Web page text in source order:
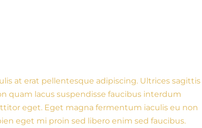
at erat pellentesque adipiscing. Ultrices sagittis
quam lacus suspendisse faucibus interdum
eget. Eget magna fermentum iaculis eu non
eget mi proin sed libero enim sed faucibus.